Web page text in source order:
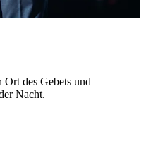
des Gebets und
Nacht.